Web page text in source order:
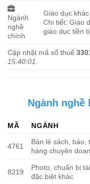
Ngành
nghề
chính
Giáo dục
Chi tiết: Giáo
giáo dục tiền
Cập nhật mã số thuế
15:40:01
Ngành nghề
MÃ NGÀNH
4761
Bán lẻ sách, báo,
hàng chuyên
8219
Photo, chuẩn bị
đặc biệt khác